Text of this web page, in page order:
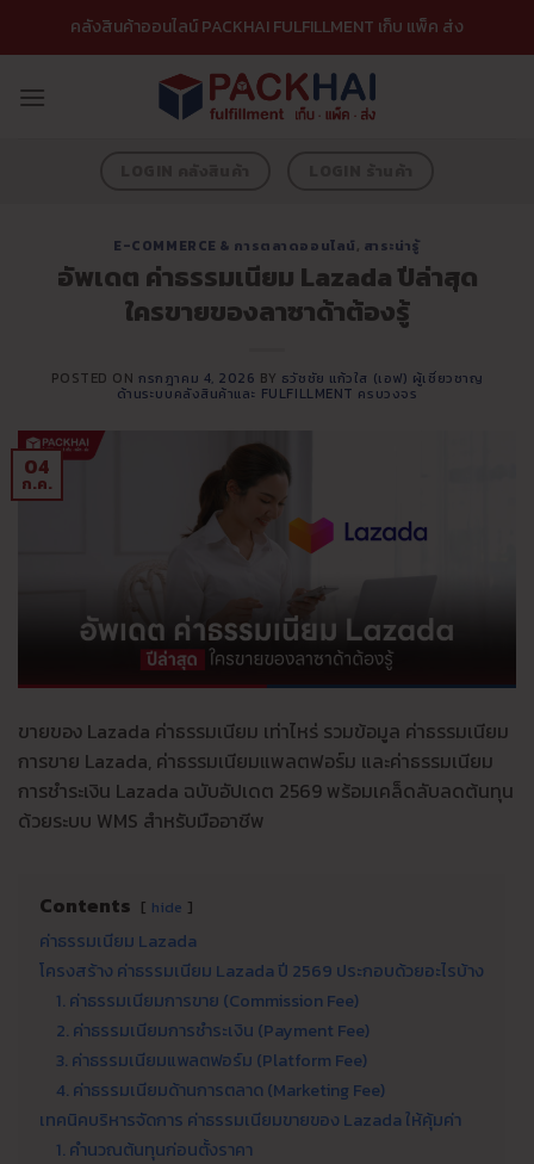
เนื้อหา
คลังสินค้าออนไลน์ PACKHAI FULFILLMENT เก็บ แพ็ค ส่ง
E-COMMERCE & การตลาดออนไลน์, สาระน่ารู้
อัพเดต ค่าธรรมเนียม Lazada ปีล่าสุด
ใครขายของลาซาด้าต้องรู้
POSTED ONกรกฎาคม 4, 2026 BY ธวัชชัย แก้วใส (เอฟ) ผู้เชี่ยวชาญ
ด้านระบบคลังสินค้าและ FULFILLMENT ครบวงจร
04
ก.ค.
ขายของ Lazada ค่าธรรมเนียม เท่าไหร่ รวมข้อมูล ค่าธรรมเนียม
การขาย Lazada, ค่าธรรมเนียมแพลตฟอร์ม และค่าธรรมเนียม
การชำระเงิน Lazada ฉบับอัปเดต 2569 พร้อมเคล็ดลับลดต้นทุน
ด้วยระบบ WMS สำหรับมืออาชีพ
Contents hide
ค่าธรรมเนียม Lazada
โครงสร้าง ค่าธรรมเนียม Lazada ปี 2569 ประกอบด้วยอะไรบ้าง
1. ค่าธรรมเนียมการขาย (Commission Fee)
2. ค่าธรรมเนียมการชำระเงิน (Payment Fee)
3. ค่าธรรมเนียมแพลตฟอร์ม (Platform Fee)
4. ค่าธรรมเนียมด้านการตลาด (Marketing Fee)
เทคนิคบริหารจัดการ ค่าธรรมเนียมขายของ Lazada ให้คุ้มค่า
1. คำนวณต้นทุนก่อนตั้งราคา